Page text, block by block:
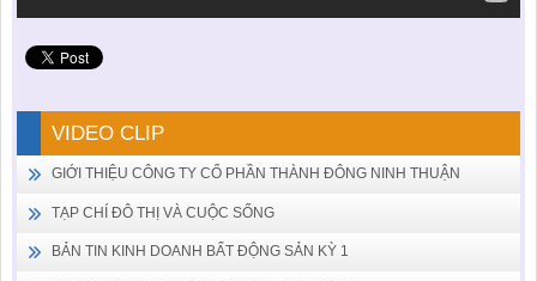
VIDEO CLIP
GIỚI THIỆU CÔNG TY CỔ PHẦN THÀNH ĐÔNG NINH THUẬN
TẠP CHÍ ĐÔ THỊ VÀ CUỘC SỐNG
BẢN TIN KINH DOANH BẤT ĐỘNG SẢN KỲ 1